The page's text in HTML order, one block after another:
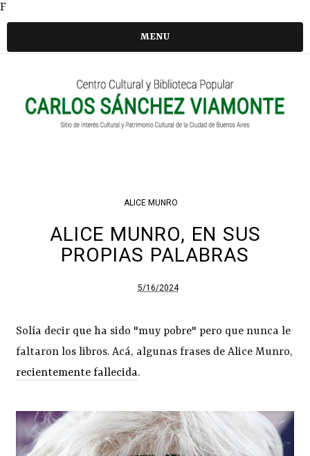
F
MENU
ALICE MUNRO
ALICE MUNRO, EN SUS
PROPIAS PALABRAS
5/16/2024
Solía decir que ha sido "muy pobre" pero que nunca le
faltaron los libros. Acá, algunas frases de Alice Munro,
recientemente fallecida.